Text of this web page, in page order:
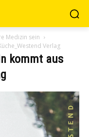
Medizin sein
Verlag
kommt aus